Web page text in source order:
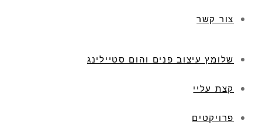
צור קשר
שלומץ עיצוב פנים והום סטיילינג
קצת עליי
פרויקטים